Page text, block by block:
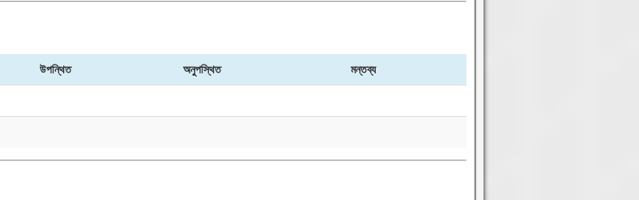
উপন্থিত অনুপস্থিত মন্তব্য